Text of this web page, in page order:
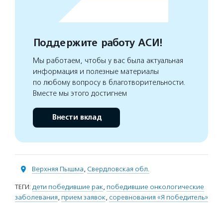
Поддержите работу АСИ!
Мы работаем, чтобы у вас была актуальная
информация и полезные материалы
по любому вопросу в благотворительности.
Вместе мы этого достигнем
Внести вклад
Верхняя Пышма, Свердловская обл.
ТЕГИ: дети победившие рак, победившие онкологические
заболевания, прием заявок, соревнования «Я победитель»